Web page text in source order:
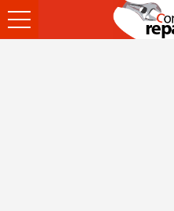
Ouvrir
le